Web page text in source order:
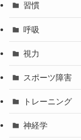
習慣
呼吸
視力
スポーツ障害
トレーニング
神経学